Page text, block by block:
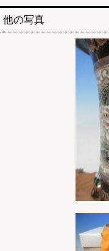
他の写真